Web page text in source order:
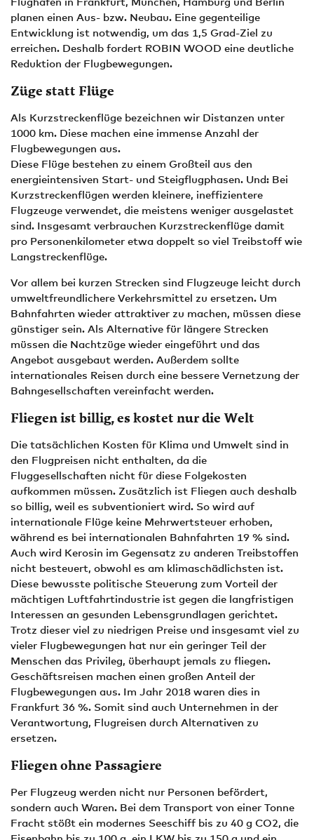
planen einen Aus- bzw. Neubau. Eine gegenteilige
Entwicklung ist notwendig, um das 1,5 Grad-Ziel zu
erreichen. Deshalb fordert ROBIN WOOD eine deutliche
Reduktion der Flugbewegungen.
Züge statt Flüge
Als Kurzstreckenflüge bezeichnen wir Distanzen unter
1000 km. Diese machen eine immense Anzahl der
Flugbewegungen aus.
Diese Flüge bestehen zu einem Großteil aus den
energieintensiven Start- und Steigflugphasen. Und: Bei
Kurzstreckenflügen werden kleinere, ineffizientere
Flugzeuge verwendet, die meistens weniger ausgelastet
sind. Insgesamt verbrauchen Kurzstreckenflüge damit
pro Personenkilometer etwa doppelt so viel Treibstoff wie
Langstreckenflüge.
Vor allem bei kurzen Strecken sind Flugzeuge leicht durch
umweltfreundlichere Verkehrsmittel zu ersetzen. Um
Bahnfahrten wieder attraktiver zu machen, müssen diese
günstiger sein. Als Alternative für längere Strecken
müssen die Nachtzüge wieder eingeführt und das
Angebot ausgebaut werden. Außerdem sollte
internationales Reisen durch eine bessere Vernetzung der
Bahngesellschaften vereinfacht werden.
Fliegen ist billig, es kostet nur die Welt
Die tatsächlichen Kosten für Klima und Umwelt sind in
den Flugpreisen nicht enthalten, da die
Fluggesellschaften nicht für diese Folgekosten
aufkommen müssen. Zusätzlich ist Fliegen auch deshalb
so billig, weil es subventioniert wird. So wird auf
internationale Flüge keine Mehrwertsteuer erhoben,
während es bei internationalen Bahnfahrten 19 % sind.
Auch wird Kerosin im Gegensatz zu anderen Treibstoffen
nicht besteuert, obwohl es am klimaschädlichsten ist.
Diese bewusste politische Steuerung zum Vorteil der
mächtigen Luftfahrtindustrie ist gegen die langfristigen
Interessen an gesunden Lebensgrundlagen gerichtet.
Trotz dieser viel zu niedrigen Preise und insgesamt viel zu
vieler Flugbewegungen hat nur ein geringer Teil der
Menschen das Privileg, überhaupt jemals zu fliegen.
Geschäftsreisen machen einen großen Anteil der
Flugbewegungen aus. Im Jahr 2018 waren dies in
Frankfurt 36 %. Somit sind auch Unternehmen in der
Verantwortung, Flugreisen durch Alternativen zu
ersetzen.
Fliegen ohne Passagiere
Per Flugzeug werden nicht nur Personen befördert,
sondern auch Waren. Bei dem Transport von einer Tonne
Fracht stößt ein modernes Seeschiff bis zu 40 g CO2, die